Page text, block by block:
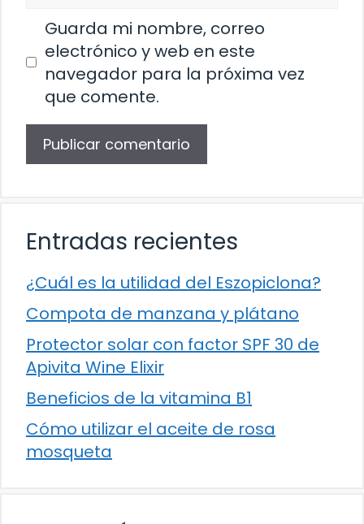
Guarda mi nombre, correo
electrónico y web en este
navegador para la próxima vez
que comente.
Entradas recientes
¿Cuál es la utilidad del Eszopiclona?
Compota de manzana y plátano
Protector solar con factor SPF 30 de
Apivita Wine Elixir
Beneficios de la vitamina B1
Cómo utilizar el aceite de rosa
mosqueta